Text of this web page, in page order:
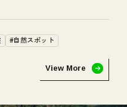
#自然スポット
View More